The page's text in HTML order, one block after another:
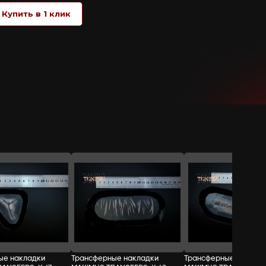
бумага), возьмите за защитный край
защитного слоя смочите кисть или
Добавить в корзину